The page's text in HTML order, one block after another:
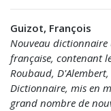
Guizot, François
Nouveau dictionnaire
française, contenant
Roubaud,
Dictionnaire, mis en
grand nombre de